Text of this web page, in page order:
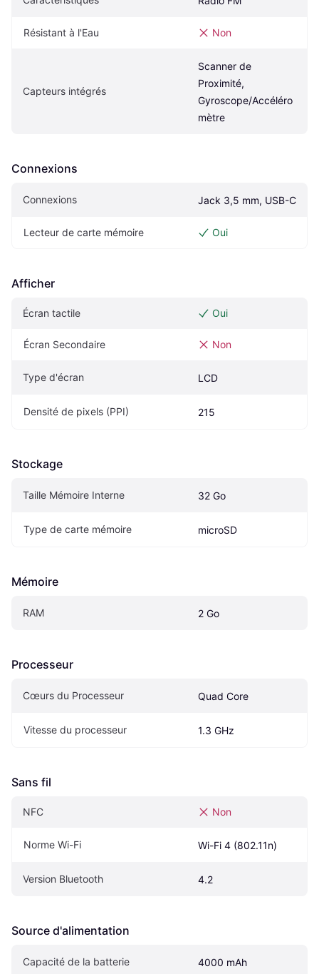
Résistant à l'Eau Non
Capteurs intégrés
Scanner de
Proximité,
Gyroscope/Accéléro
mètre
Connexions
Connexions Jack 3,5 mm, USB-C
Lecteur de carte mémoire Oui
Afficher
Écran tactile Oui
Écran Secondaire Non
Type d'écran LCD
Densité de pixels (PPI) 215
Stockage
Taille Mémoire Interne 32 Go
Type de carte mémoire microSD
Mémoire
RAM 2 Go
Processeur
Cœurs du Processeur Quad Core
Vitesse du processeur 1.3 GHz
Sans fil
NFC Non
Norme Wi-Fi Wi-Fi 4 (802.11n)
Version Bluetooth 4.2
Source d'alimentation
Capacité de la batterie 4000 mAh